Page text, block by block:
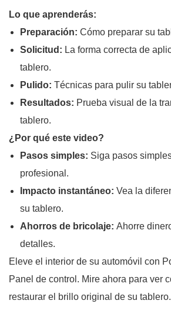
Lo que aprenderás:
Preparación:Cómo preparar su
Solicitud: La forma correcta de
tablero.
Pulido:Técnicas para pulir su
Resultados: Prueba visual de la
tablero.
¿Por qué este video?
Pasos simples: Siga pasos
profesional.
Impacto instantáneo:Vea la
su tablero.
Ahorros de bricolaje:Ahorre
detalles.
Eleve el interior de su automóvil con
Panel de control. Mire ahora para ver
restaurar el brillo original de su tablero.